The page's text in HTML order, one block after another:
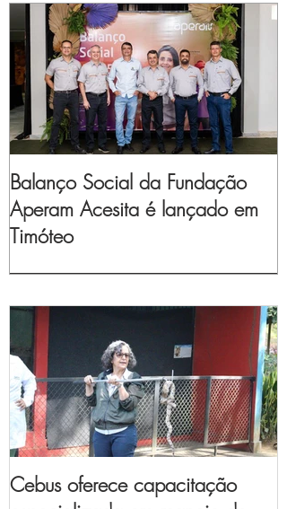
Balanço Social da Fundação
Aperam Acesita é lançado em
Timóteo
Cebus oferece capacitação